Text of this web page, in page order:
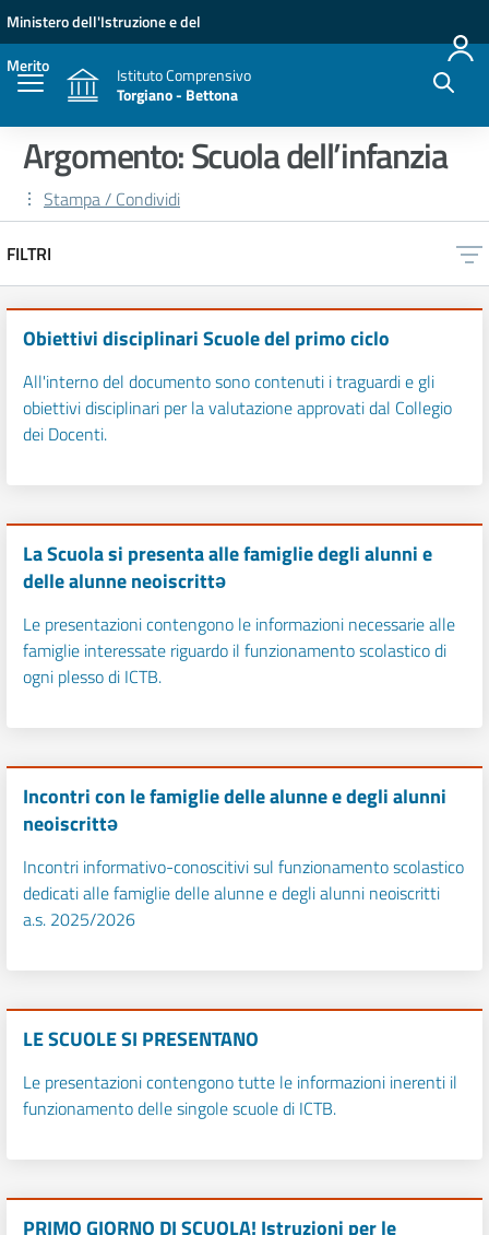
Vai ai contenuti
Vai al menu di navigazione
Vai al footer
Ministero dell'Istruzione e del
Merito
Istituto Comprensivo
Torgiano - Bettona
Argomento: Scuola dell’infanzia
Stampa / Condividi
FILTRI
Obiettivi disciplinari Scuole del primo ciclo
All'interno del documento sono contenuti i traguardi e gli
obiettivi disciplinari per la valutazione approvati dal Collegio
dei Docenti.
La Scuola si presenta alle famiglie degli alunni e
delle alunne neoiscrittə
Le presentazioni contengono le informazioni necessarie alle
famiglie interessate riguardo il funzionamento scolastico di
ogni plesso di ICTB.
Incontri con le famiglie delle alunne e degli alunni
neoiscrittə
Incontri informativo-conoscitivi sul funzionamento scolastico
dedicati alle famiglie delle alunne e degli alunni neoiscritti
a.s. 2025/2026
LE SCUOLE SI PRESENTANO
Le presentazioni contengono tutte le informazioni inerenti il
funzionamento delle singole scuole di ICTB.
PRIMO GIORNO DI SCUOLA! Istruzioni per le